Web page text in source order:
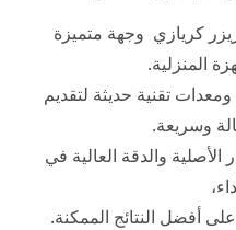
كريازي وجهة متميزة
المنزلية.
تقنية حديثة لتقديم
وسريعة.
والدقة العالية في
أفضل النتائج الممكنة.